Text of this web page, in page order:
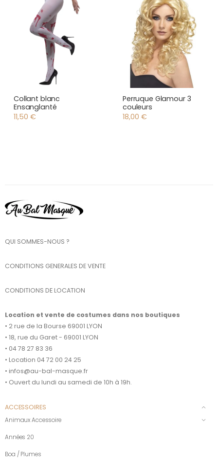
Collant blanc
Ensanglanté
11,50 €
Perruque Glamour 3
couleurs
18,00 €
QUI SOMMES-NOUS ?
CONDITIONS GENERALES DE VENTE
CONDITIONS DE LOCATION
Location et vente de costumes dans nos boutiques
• 2 rue de la Bourse 69001 LYON
• 18, rue du Garet - 69001 LYON
• 04 78 27 83 36
• Location 04 72 00 24 25
• infos@au-bal-masque.fr
• Ouvert du lundi au samedi de 10h à 19h.
ACCESSOIRES
Animaux Accessoire
Années 20
Boa / Plumes